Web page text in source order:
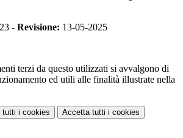
- Revisione: 13-05-2025
terzi da questo utilizzati si avvalgono di
ed utili alle finalità illustrate nella
tutti i cookies Accetta tutti i cookies